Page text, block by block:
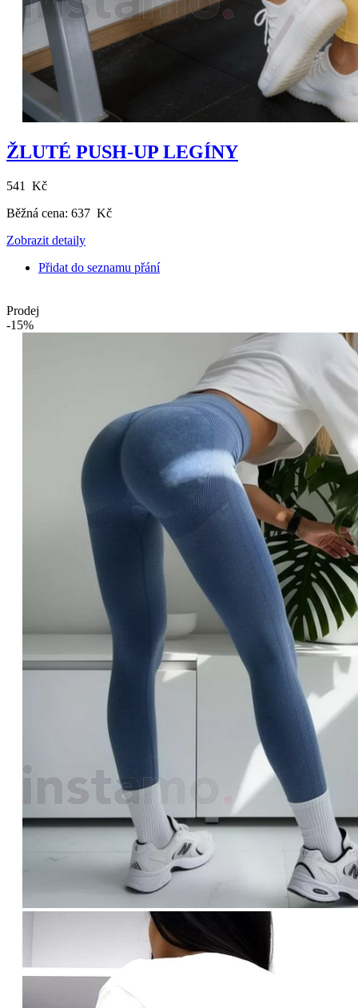
ŽLUTÉ PUSH-UP LEGÍNY
541 Kč
Běžná cena: 637 Kč
Zobrazit detaily
Přidat do seznamu přání
Prodej
-15%